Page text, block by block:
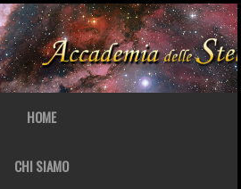
HOME
CHI SIAMO